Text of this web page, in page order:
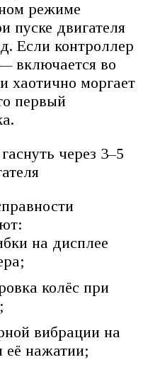
режиме
пуске двигателя
Если контроллер
включается во
хаотично моргает
первый
через 3–5
на дисплее
колёс при
вибрации на
её нажатии;